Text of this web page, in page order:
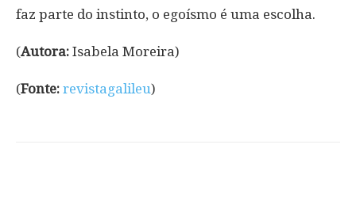
faz parte do instinto, o egoísmo é uma escolha.
(Autora: Isabela Moreira)
(Fonte: revistagalileu)